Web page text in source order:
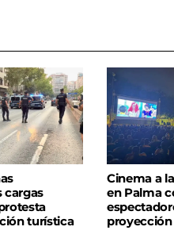
cargas
turística
Cinema a
en Palma
proyección